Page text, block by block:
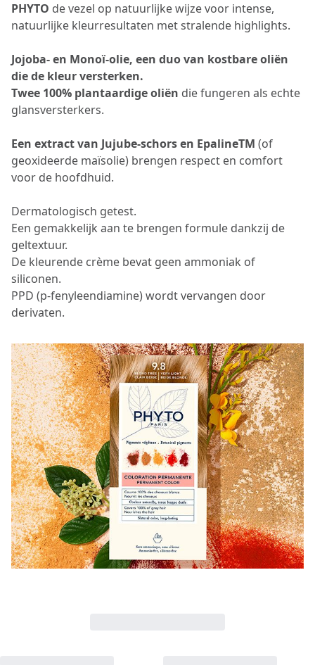
PHYTO de vezel op natuurlijke wijze voor intense,
natuurlijke kleurresultaten met stralende highlights.
Jojoba- en Monoï-olie, een duo van kostbare oliën
die de kleur versterken.
Twee 100% plantaardige oliën die fungeren als echte
glansversterkers.
Een extract van Jujube-schors en EpalineTM (of
geoxideerde maïsolie) brengen respect en comfort
voor de hoofdhuid.
Dermatologisch getest.
Een gemakkelijk aan te brengen formule dankzij de
geltextuur.
De kleurende crème bevat geen ammoniak of
siliconen.
PPD (p-fenyleendiamine) wordt vervangen door
derivaten.